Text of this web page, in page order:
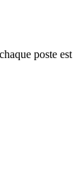
poste est